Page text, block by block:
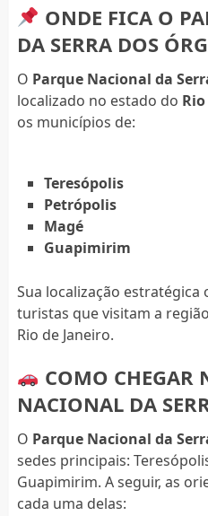
ONDE FICA O
DA SERRA DOS
O Parque Nacional da
localizado no estado do
os municípios de:
Teresópolis
Petrópolis
Magé
Guapimirim
Sua localização estratégica
turistas que visitam a
Rio de Janeiro.
COMO CHEGAR
NACIONAL DA
O Parque Nacional da
sedes principais:
Guapimirim. A seguir, as
cada uma delas: